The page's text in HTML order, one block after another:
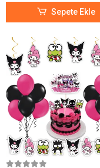
Sepete Ekle